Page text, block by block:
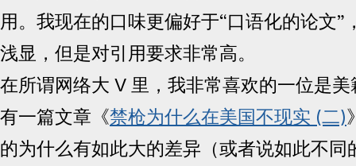
用。我现在的口味更偏好于“口语化的论文”
浅显，但是对引用要求非常高。
在所谓网络大 V 里，我非常喜欢的一位是
有一篇文章《禁枪为什么在美国不现实 (二)
的为什么有如此大的差异（或者说如此不同